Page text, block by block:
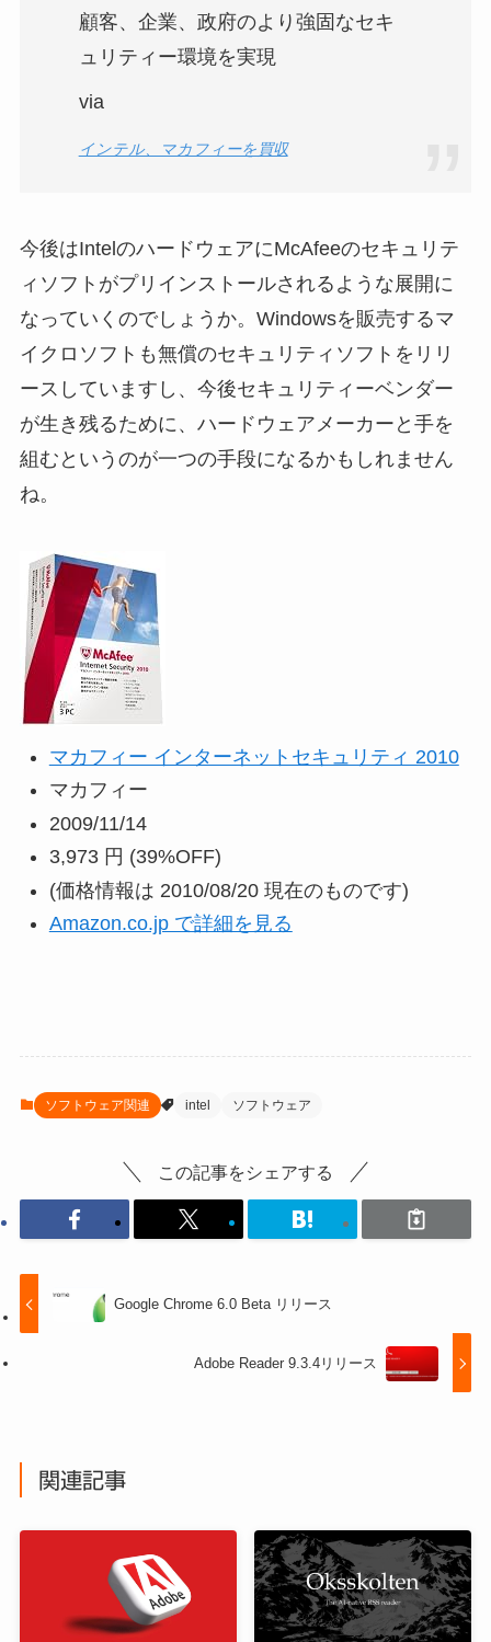
顧客、企業、政府のより強固なセキ
ュリティー環境を実現
via
インテル、マカフィーを買収
今後はIntelのハードウェアにMcAfeeのセキュリテ
ィソフトがプリインストールされるような展開に
なっていくのでしょうか。Windowsを販売するマ
イクロソフトも無償のセキュリティソフトをリリ
ースしていますし、今後セキュリティーベンダー
が生き残るために、ハードウェアメーカーと手を
組むというのが一つの手段になるかもしれません
ね。
マカフィー インターネットセキュリティ 2010
マカフィー
2009/11/14
3,973 円 (39%OFF)
(価格情報は 2010/08/20 現在のものです)
Amazon.co.jp で詳細を見る
ソフトウェア関連 intel ソフトウェア
この記事をシェアする
Google Chrome 6.0 Beta リリース
Adobe Reader 9.3.4リリース
関連記事